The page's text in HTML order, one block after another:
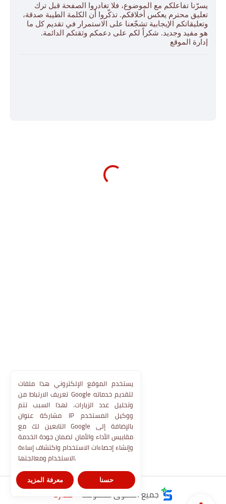
يسرّنا تفاعلكم مع الموضوع، فلا تغادروا الصفحة قبل ترك
تعليق محترم يعكس أخلاقكم. تذكّروا أن الكلمة الطيبة صدقة،
وتعليقاتكم الإيجابية تشجّعنا على الاستمرار في تقديم كل ما
هو مفيد وجديد. شكراً لكم على دعمكم وثقتكم الدائمة.
إدارة الموقع
جميع الحقوق محفوظة © مدارنا
يستخدم الموقع الإلكتروني هذا ملفات
تعريف الارتباط من Google لتقديم خدماته
وتحليل عدد الزيارات. لهذا السبب تتم
مشاركة عنوان IP ووكيل المستخدم
التابعين لك مع Google بالإضافة إلى
مقاييس الأداء والأمان لضمان جودة الخدمة
وإنشاء إحصاءات الاستخدام واكتشاف إساءة
الاستخدام ومعالجتها.
معرفة المزيد حسنا